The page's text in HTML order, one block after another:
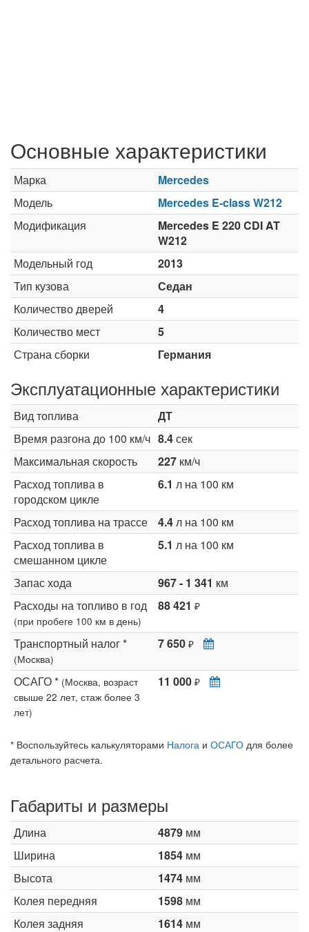
Основные характеристики
Марка
Mercedes
Модель
Mercedes E-class W212
Модификация
Mercedes E 220 CDI AT
W212
Модельный год
2013
Тип кузова
Седан
Количество дверей
4
Количество мест
5
Страна сборки
Германия
Эксплуатационные характеристики
Вид топлива
ДТ
Время разгона до 100 км/ч 8.4сек
Максимальная скорость
227 км/ч
Расход топлива в
городском цикле
6.1 л на 100 км
Расход топлива на трассе 4.4л на 100 км
Расход топлива в
смешанном цикле
5.1 л на 100 км
Запас хода 967 - 1 341 км
Расходы на топливо в год
(при пробеге 100 км в день)
88 421 ₽
Транспортный налог *
(Москва)
7 650 ₽
ОСАГО * (Москва, возраст
свыше 22 лет, стаж более 3
лет)
11 000 ₽
* Воспользуйтесь калькуляторами Налога и ОСАГО для более
детального расчета.
Габариты и размеры
Длина 4879 мм
Ширина
1854 мм
Высота
1474 мм
Колея передняя
1598 мм
Колея задняя
1614 мм